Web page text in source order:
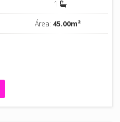
1
Área: 45.00m²